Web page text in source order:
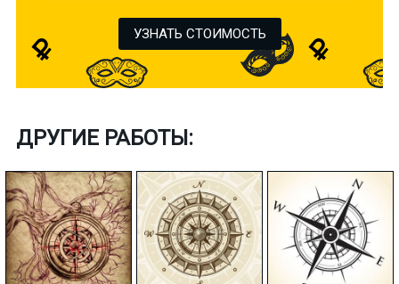
УЗНАТЬ СТОИМОСТЬ
ДРУГИЕ РАБОТЫ: